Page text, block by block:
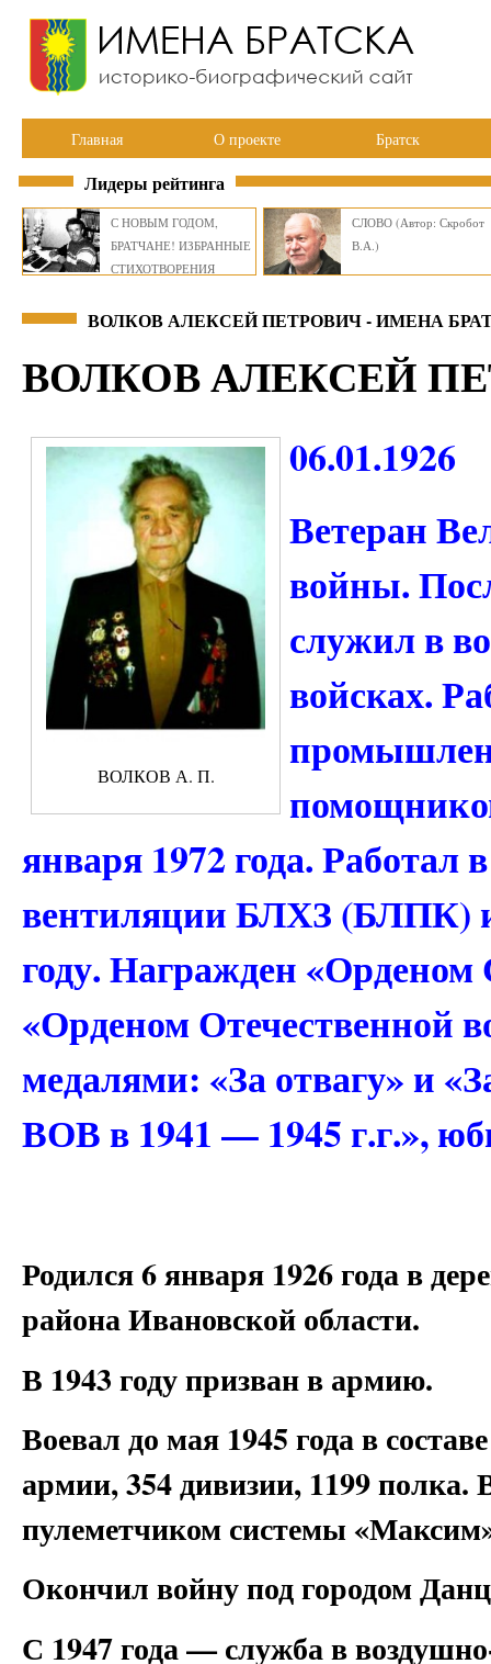
Главная О проекте Братск
Лидеры рейтинга
С НОВЫМ ГОДОМ,
БРАТЧАНЕ! ИЗБРАННЫЕ
СТИХОТВОРЕНИЯ
СЛОВО (Автор: Скробот
В.А.)
ВОЛКОВ АЛЕКСЕЙ ПЕТРОВИЧ - ИМЕНА
ВОЛКОВ АЛЕКСЕЙ
ВОЛКОВ А. П.
06.01.1926
Ветеран
войны.
служил в
войсках.
января 1972 года. Работал
вентиляции БЛХЗ (БЛПК)
году. Награжден
«Орденом Отечественной
медалями: «За отвагу» и
ВОВ в 1941 — 1945 г.г.»,
Родился 6 января 1926 года в
района Ивановской области.
В 1943 году призван в армию.
Воевал до мая 1945 года в
армии, 354 дивизии, 1199 полка.
пулеметчиком системы
Окончил войну под городом
С 1947 года — служба в